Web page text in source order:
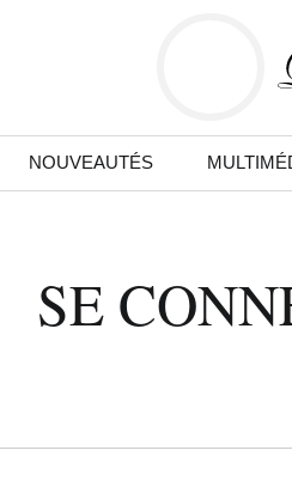
NOUVEAUTÉS
SE